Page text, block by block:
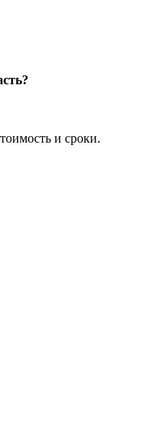
и сроки.